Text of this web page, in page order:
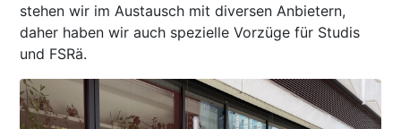
stehen wir im Austausch mit diversen Anbietern,
daher haben wir auch spezielle Vorzüge für Studis
und FSRä.